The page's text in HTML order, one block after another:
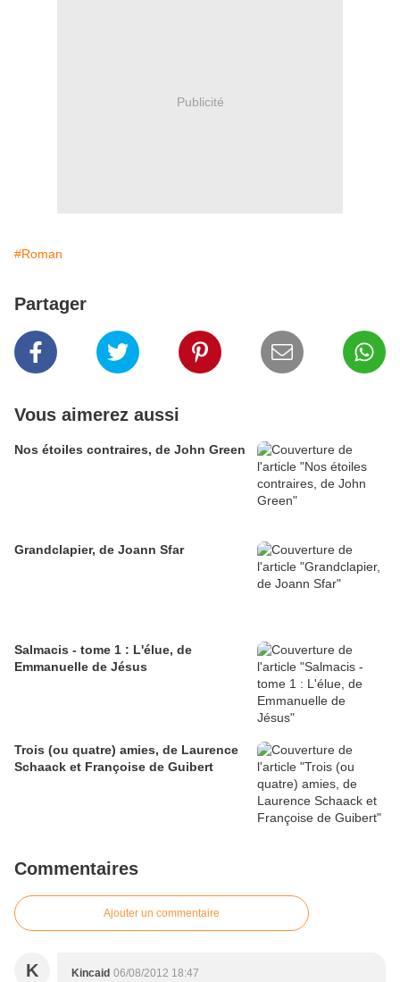
Publicité
#Roman
Partager
Vous aimerez aussi
Nos étoiles contraires, de John Green
Grandclapier, de Joann Sfar
Salmacis - tome 1 : L'élue, de
Emmanuelle de Jésus
Trois (ou quatre) amies, de Laurence
Schaack et Françoise de Guibert
Commentaires
Ajouter un commentaire
K Kincaid 06/08/2012 18:47